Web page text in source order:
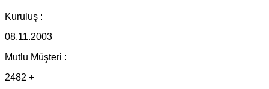
Kuruluş :
08.11.2003
Mutlu Müşteri :
2482 +